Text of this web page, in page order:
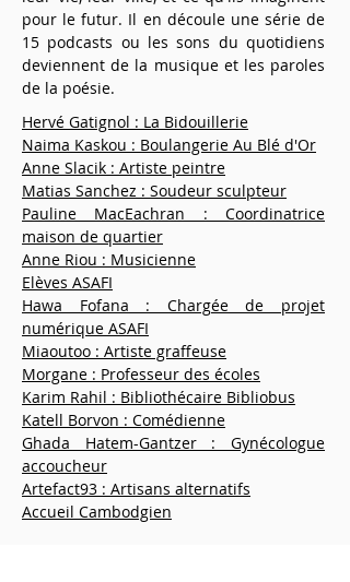
pour le futur. Il en découle une série de
15 podcasts ou les sons du quotidiens
deviennent de la musique et les paroles
de la poésie.
Hervé Gatignol : La Bidouillerie
Naima Kaskou : Boulangerie Au Blé d'Or
Anne Slacik : Artiste peintre
Matias Sanchez : Soudeur sculpteur
Pauline MacEachran : Coordinatrice
maison de quartier
Anne Riou : Musicienne
Elèves ASAFI
Hawa Fofana : Chargée de projet
numérique ASAFI
Miaoutoo : Artiste graffeuse
Morgane : Professeur des écoles
Karim Rahil : Bibliothécaire Bibliobus
Katell Borvon : Comédienne
Ghada Hatem-Gantzer : Gynécologue
accoucheur
Artefact93 : Artisans alternatifs
Accueil Cambodgien